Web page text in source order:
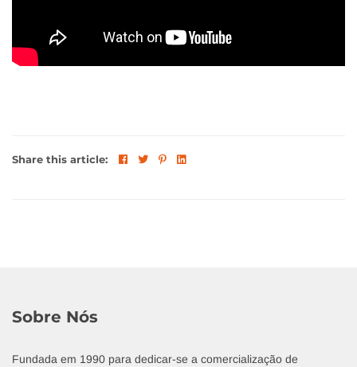
Share this article:
Sobre Nós
Fundada em 1990 para dedicar-se a comercialização de